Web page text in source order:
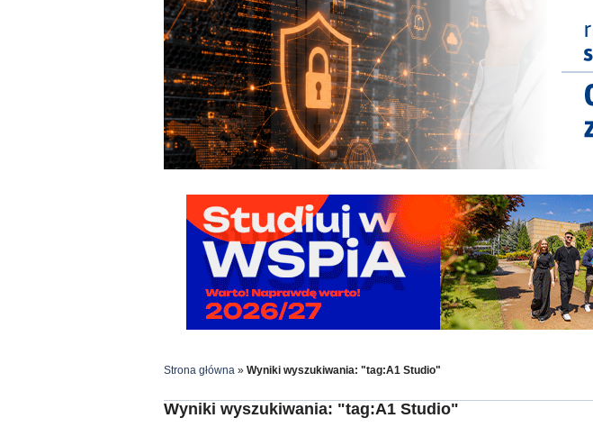
Strona główna » Wyniki wyszukiwania: "tag:A1 Studio"
Wyniki wyszukiwania: "tag:A1 Studio"